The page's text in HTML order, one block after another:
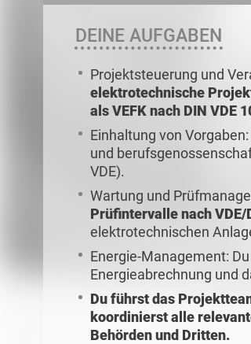
DEINE AUFGABEN
Projektsteuerung und
elektrotechnische
als VEFK nach DIN VDE
Einhaltung von
und
VDE).
Wartung und
Prüfintervalle nach VDE/
elektrotechnischen
Energie-Management:
Energieabrechnung und
Du führst das
koordinierst alle
Behörden und Dritten.